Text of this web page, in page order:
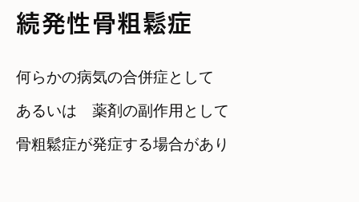
続発性骨粗鬆症
何らかの病気の合併症として
あるいは　薬剤の副作用として
骨粗鬆症が発症する場合があり